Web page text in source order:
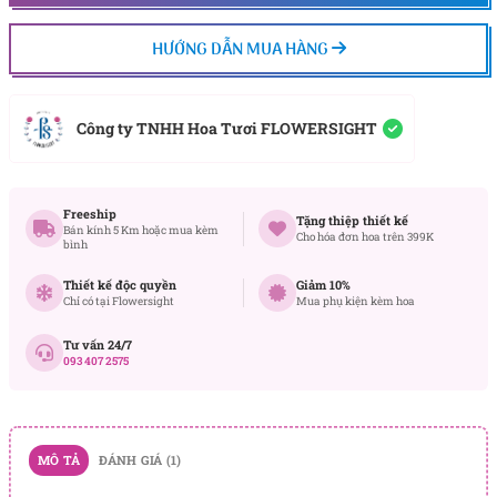
HƯỚNG DẪN MUA HÀNG
Công ty TNHH Hoa Tươi FLOWERSIGHT
Freeship
Bán kính 5 Km hoặc mua kèm
bình
Tặng thiệp thiết kế
Cho hóa đơn hoa trên 399K
Thiết kế độc quyền
Chỉ có tại Flowersight
Giảm 10%
Mua phụ kiện kèm hoa
Tư vấn 24/7
093 407 2575
MÔ TẢ ĐÁNH GIÁ (1)